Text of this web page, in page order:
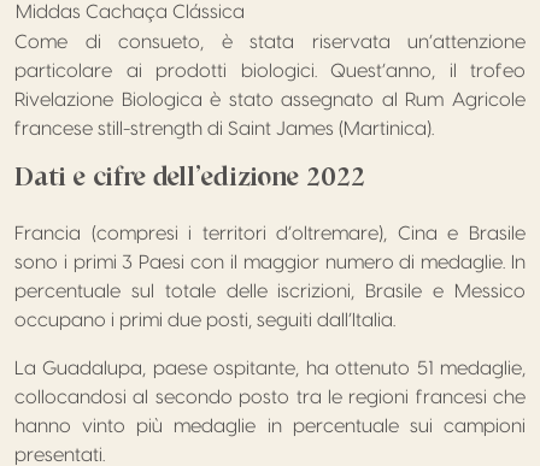
Middas Cachaça Clássica
Come di consueto, è stata riservata un’attenzione
particolare ai prodotti biologici. Quest’anno, il trofeo
Rivelazione Biologica è stato assegnato al Rum Agricole
francese still-strength di Saint James (Martinica).
Dati e cifre dell’edizione 2022
Francia (compresi i territori d’oltremare), Cina e Brasile
sono i primi 3 Paesi con il maggior numero di medaglie. In
percentuale sul totale delle iscrizioni, Brasile e Messico
occupano i primi due posti, seguiti dall’Italia.
La Guadalupa, paese ospitante, ha ottenuto 51 medaglie,
collocandosi al secondo posto tra le regioni francesi che
hanno vinto più medaglie in percentuale sui campioni
presentati.